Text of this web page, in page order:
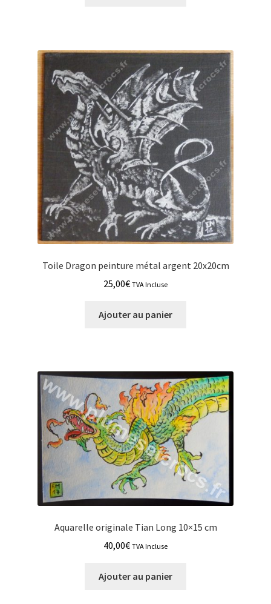
Toile Dragon peinture métal argent 20x20cm
25,00€ TVA Incluse
Ajouter au panier
Aquarelle originale Tian Long 10×15 cm
40,00€ TVA Incluse
Ajouter au panier